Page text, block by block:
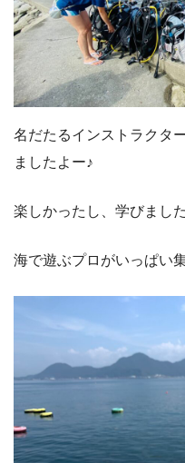
名だたるインストラクタ
ましたよー♪
楽しかったし、学びました
海で遊ぶプロがいっぱい